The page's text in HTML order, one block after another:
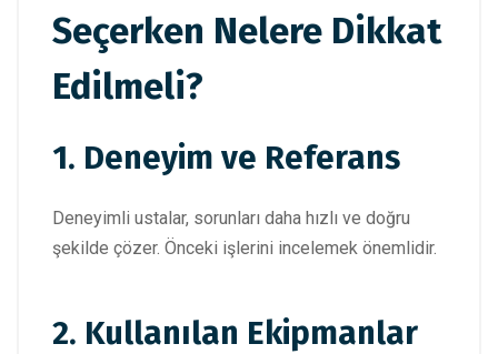
Seçerken Nelere Dikkat
Edilmeli?
1. Deneyim ve Referans
Deneyimli ustalar, sorunları daha hızlı ve doğru
şekilde çözer. Önceki işlerini incelemek önemlidir.
2. Kullanılan Ekipmanlar